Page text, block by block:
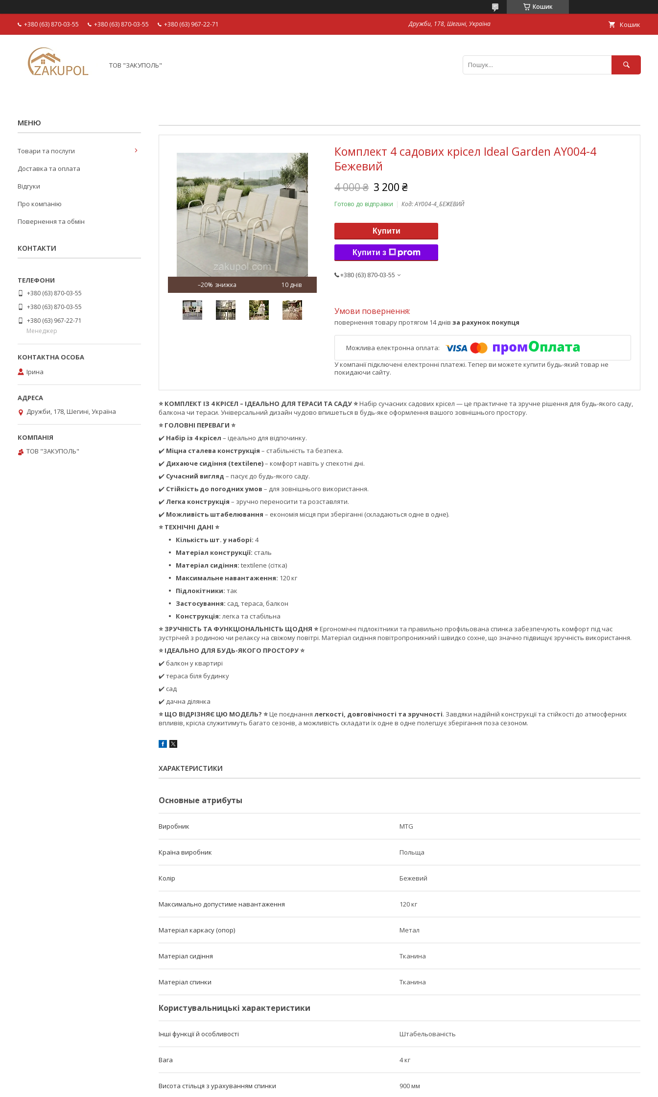
Кошик
+380 (63) 870-03-55 +380 (63) 870-03-55 +380 (63) 967-22-71 Дружби, 178, Шегині, Україна Кошик
ТОВ "ЗАКУПОЛЬ"
–20% 10 днів
Комплект 4 садових крісел Ideal Garden AY004-4
Бежевий
4 000 ₴ 3 200 ₴
Готово до відправки Код:AY004-4_БЕЖЕВИЙ
Купити
Купити з
+380 (63) 870-03-55
повернення товару протягом 14 днів за рахунок покупця
У компанії підключені електронні платежі. Тепер ви можете купити будь-який товар не
покидаючи сайту.
⭐ КОМПЛЕКТ ІЗ 4 КРІСЕЛ – ІДЕАЛЬНО ДЛЯ ТЕРАСИ ТА САДУ ⭐Набір сучасних садових крісел — це практичне та зручне рішення для будь-якого саду,
балкона чи тераси. Універсальний дизайн чудово впишеться в будь-яке оформлення вашого зовнішнього простору.
⭐ ГОЛОВНІ ПЕРЕВАГИ ⭐
✔️ Набір із 4 крісел – ідеально для відпочинку.
✔️ Міцна сталева конструкція – стабільність та безпека.
✔️ Дихаюче сидіння (textilene)– комфорт навіть у спекотні дні.
✔️ Сучасний вигляд – пасує до будь-якого саду.
✔️ Стійкість до погодних умов – для зовнішнього використання.
✔️Легка конструкція – зручно переносити та розставляти.
✔️ Можливість штабелювання – економія місця при зберіганні (складаються одне в одне).
⭐ ТЕХНІЧНІ ДАНІ ⭐
Кількість шт. у наборі: 4
Матеріал конструкції: сталь
Матеріал сидіння: textilene (сітка)
Максимальне навантаження: 120 кг
Підлокітники: так
Застосування: сад, тераса, балкон
Конструкція:легка та стабільна
⭐ ЗРУЧНІСТЬ ТА ФУНКЦІОНАЛЬНІСТЬ ЩОДНЯ ⭐Ергономічні підлокітники та правильно профільована спинка забезпечують комфорт під час
зустрічей з родиною чи релаксу на свіжому повітрі. Матеріал сидіння повітропроникний і швидко сохне, що значно підвищує зручність використання.
⭐ ІДЕАЛЬНО ДЛЯ БУДЬ-ЯКОГО ПРОСТОРУ ⭐
✔️ балкон у квартирі
✔️ тераса біля будинку
✔️ сад
✔️ дачна ділянка
⭐ ЩО ВІДРІЗНЯЄ ЦЮ МОДЕЛЬ? ⭐Це поєднання легкості, довговічності та зручності. Завдяки надійній конструкції та стійкості до атмосферних
впливів, крісла служитимуть багато сезонів, а можливість складати їх одне в одне полегшує зберігання поза сезоном.
ХАРАКТЕРИСТИКИ
Основные атрибуты
Виробник MTG
Країна виробник Польща
Колір Бежевий
Максимально допустиме навантаження 120 кг
Матеріал каркасу (опор) Метал
Матеріал сидіння Тканина
Матеріал спинки Тканина
Користувальницькі характеристики
Інші функції й особливості Штабельованість
Вага 4 кг
Висота стільця з урахуванням спинки 900 мм
Товари та послуги
Доставка та оплата
Відгуки
Про компанію
Повернення та обмін
КОНТАКТИ
+380 (63) 870-03-55
+380 (63) 870-03-55
+380 (63) 967-22-71
Менеджер
Ірина
Дружби, 178, Шегині, Україна
ТОВ "ЗАКУПОЛЬ"